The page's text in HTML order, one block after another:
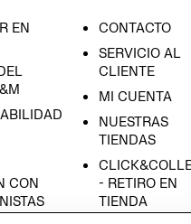
EN
CON
CONTACTO
SERVICIO AL
CLIENTE
MI CUENTA
NUESTRAS
TIENDAS
- RETIRO EN
TIENDA